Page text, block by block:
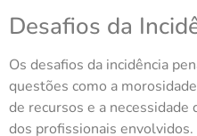
Desafios da
Os desafios da incidência
questões como a
de recursos e a necessidade
dos profissionais